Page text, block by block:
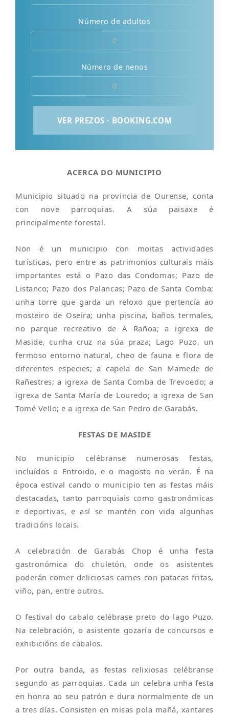
Número de adultos
Número de nenos
ACERCA DO MUNICIPIO
Municipio situado na provincia de Ourense, conta
con nove parroquias. A súa paisaxe é
principalmente forestal.
Non é un municipio con moitas actividades
turísticas, pero entre as patrimonios culturais máis
importantes está o Pazo das Condomas; Pazo de
Listanco; Pazo dos Palancas; Pazo de Santa Comba;
unha torre que garda un reloxo que pertencía ao
mosteiro de Oseira; unha piscina, baños termales,
no parque recreativo de A Rañoa; a igrexa de
Maside, cunha cruz na súa praza; Lago Puzo, un
fermoso entorno natural, cheo de fauna e flora de
diferentes especies; a capela de San Mamede de
Rañestres; a igrexa de Santa Comba de Trevoedo; a
igrexa de Santa María de Louredo; a igrexa de San
Tomé Vello; e a igrexa de San Pedro de Garabás.
FESTAS DE MASIDE
No municipio celébranse numerosas festas,
incluídos o Entroido, e o magosto no verán. É na
época estival cando o municipio ten as festas máis
destacadas, tanto parroquiais como gastronómicas
e deportivas, e así se mantén con vida algunhas
tradicións locais.
A celebración de Garabás Chop é unha festa
gastronómica do chuletón, onde os asistentes
poderán comer deliciosas carnes con patacas fritas,
viño, pan, entre outros.
O festival do cabalo celébrase preto do lago Puzo.
Na celebración, o asistente gozaría de concursos e
exhibicións de cabalos.
Por outra banda, as festas relixiosas celébranse
segundo as parroquias. Cada un celebra unha festa
en honra ao seu patrón e dura normalmente de un
a tres días. Consisten en misas pola mañá, xantares